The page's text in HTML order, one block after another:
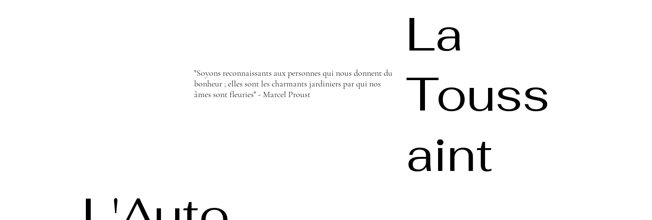
"Soyons reconnaissants aux personnes qui nous donnent du
bonheur ; elles sont les charmants jardiniers par qui nos
âmes sont fleuries" - Marcel Proust
La
Touss
aint